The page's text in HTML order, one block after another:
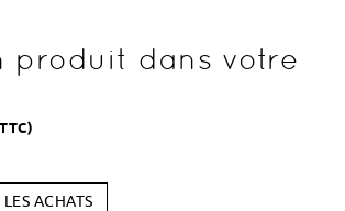
produit dans votre
ACHATS